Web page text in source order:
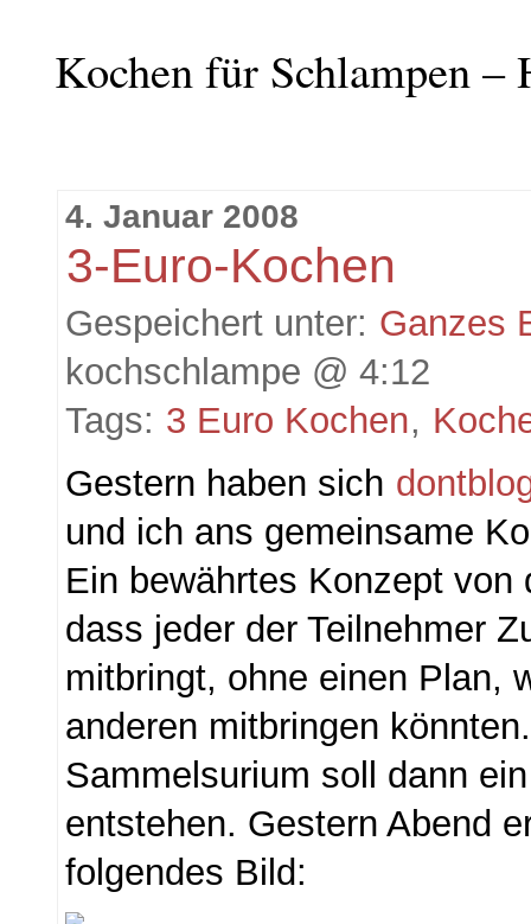
Kochen für Schlampen
4. Januar 2008
3-Euro-Kochen
Gespeichert unter: Ganzes
kochschlampe @ 4:12
Tags: 3 Euro Kochen,
Gestern haben sich
und ich ans gemeinsame
Ein bewährtes Konzept von
dass jeder der Teilnehmer
mitbringt, ohne einen Plan,
anderen mitbringen
Sammelsurium soll dann
entstehen. Gestern Abend
folgendes Bild: